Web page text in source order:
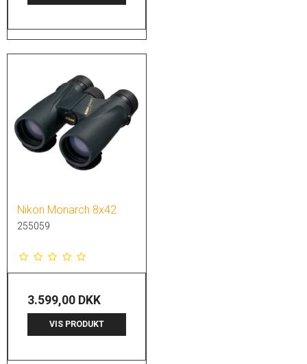
Nikon Monarch 8x42
255059
3.599,00 DKK
VIS PRODUKT